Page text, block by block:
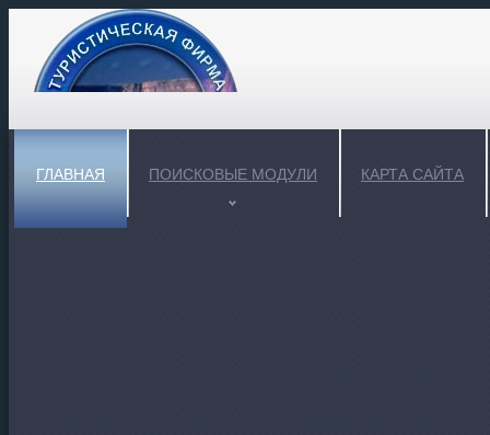
ГЛАВНАЯ ПОИСКОВЫЕ МОДУЛИ КАРТА САЙТА